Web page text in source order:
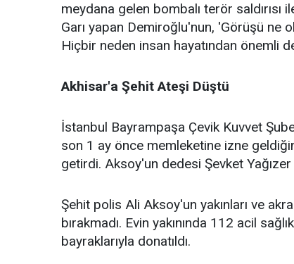
meydana gelen bombalı terör saldırısı
Garı yapan Demiroğlu'nun, 'Görüşü
Hiçbir neden insan hayatından önemli
Akhisar'a Şehit Ateşi Düştü
İstanbul Bayrampaşa Çevik Kuvvet
son 1 ay önce memleketine izne
getirdi. Aksoy'un dedesi Şevket
Şehit polis Ali Aksoy'un yakınları ve
bırakmadı. Evin yakınında 112 acil
bayraklarıyla donatıldı.